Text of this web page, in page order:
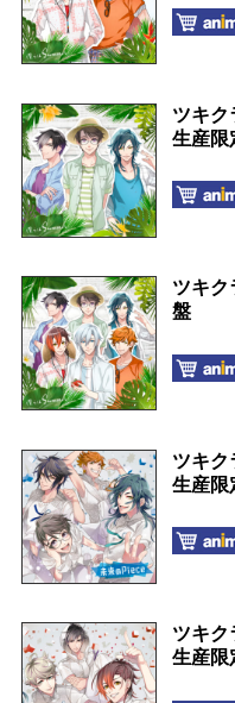
ツキク
生産限
ツキク
盤
ツキク
生産限
ツキク
生産限